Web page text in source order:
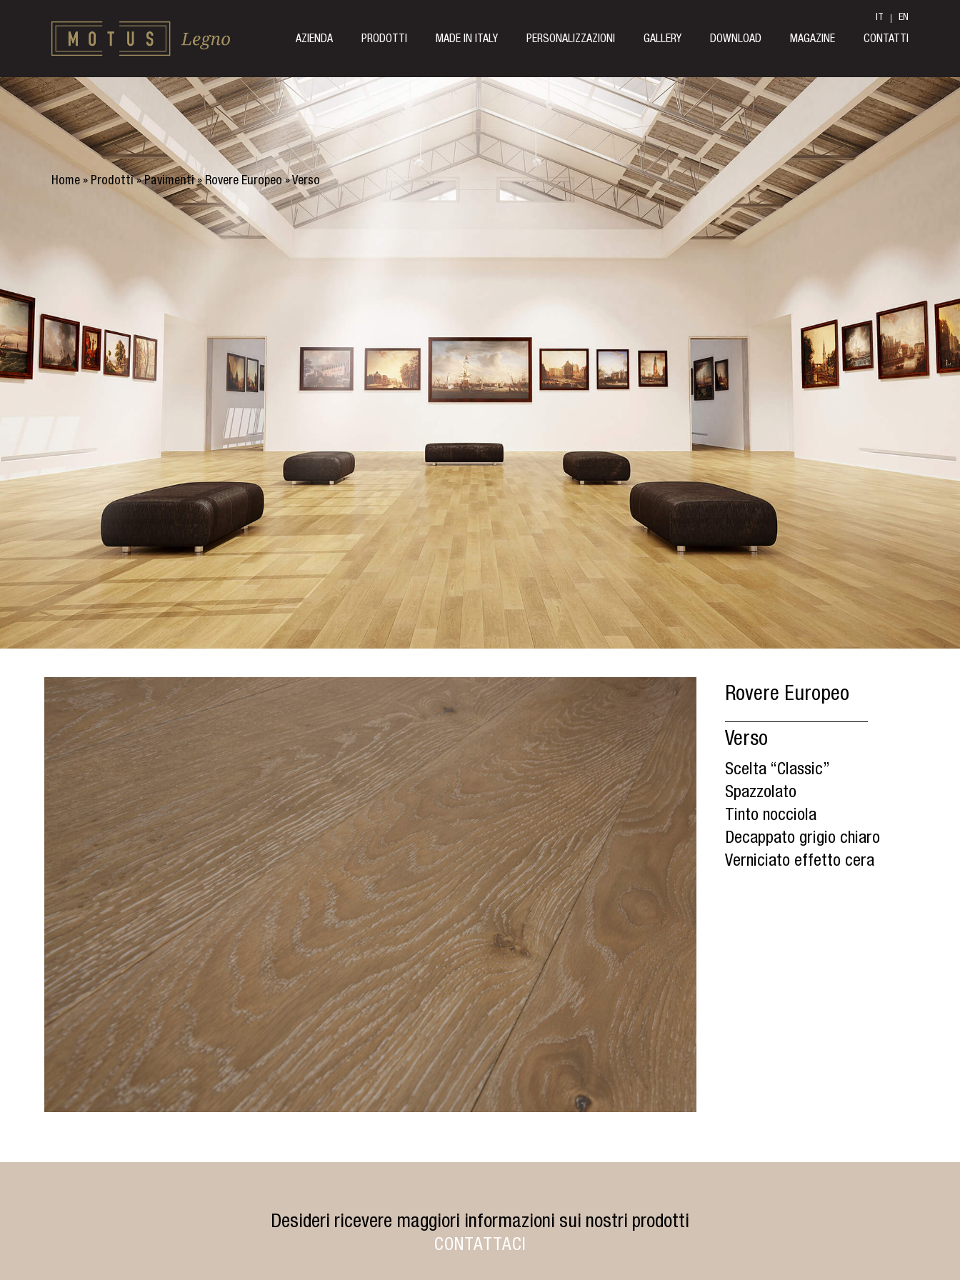
AZIENDA PRODOTTI MADE IN ITALY PERSONALIZZAZIONI GALLERY DOWNLOAD MAGAZINE CONTATTI
IT EN
Home » Prodotti»Pavimenti»Rovere Europeo»Verso
Rovere Europeo
Verso
Scelta “Classic”
Spazzolato
Tinto nocciola
Decappato grigio chiaro
Verniciato effetto cera
Desideri ricevere maggiori informazioni sui nostri prodotti
CONTATTACI